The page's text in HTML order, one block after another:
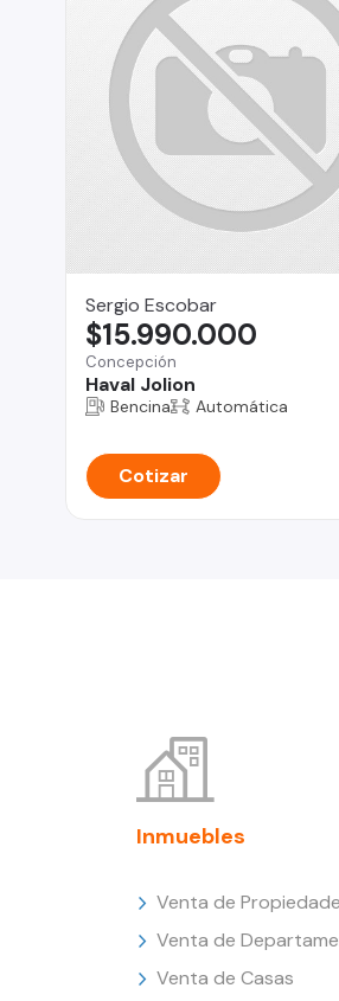
Sergio Escobar
Concepción
Haval Jolion
$15.990.000
Bencina Automática
Cotizar
Inmuebles
Venta de
Venta de
Venta de Casas